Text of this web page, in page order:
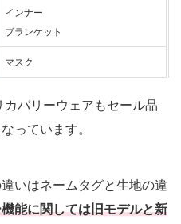
インナー
ブランケット
マスク
バリーウェアもセール品
っています。
いはネームタグと生地の違
能に関しては旧モデルと新